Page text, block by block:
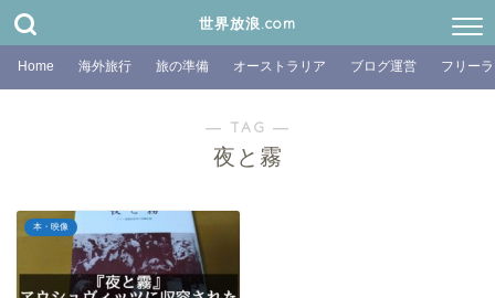
世界放浪.com
Home 海外旅行 旅の準備 オーストラリア ブログ運営 フリー
― TAG ―
夜と霧
本・映像